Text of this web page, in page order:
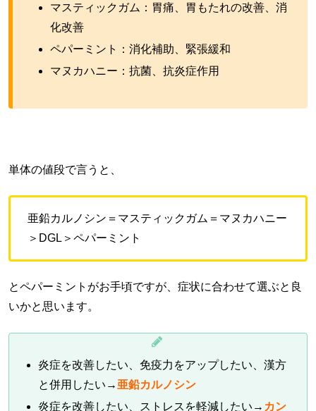
マスティックガム：胃痛、胃もたれの改善、消
化改善
ペパーミント：消化補助、緊張緩和
マヌカハニー：抗菌、抗炎症作用
単体の値段で言うと、
亜鉛カルノシン＝マスティックガム＝マヌカハニー
＞DGL＞ペパーミント
とペパーミントがお手頃ですが、症状に合わせて選ぶと良
いかと思います。
炎症を改善したい、免疫力をアップしたい、漢方
と併用したい→ 亜鉛カルノシン
炎症を改善したい、ストレスを軽減したい→ カン